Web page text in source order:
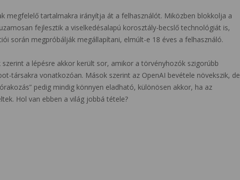
megfelelő tartalmakra irányítja át a felhasználót. Miközben blokkolja a
fejlesztik a viselkedésalapú korosztály-becslő technológiát is,
során megpróbálják megállapítani, elmúlt-e 18 éves a felhasználó.
szerint a lépésre akkor került sor, amikor a törvényhozók szigorúbb
társakra vonatkozóan. Mások szerint az OpenAI bevétele növekszik, de
pedig mindig könnyen eladható, különösen akkor, ha az
Hol van ebben a világ jobbá tétele?